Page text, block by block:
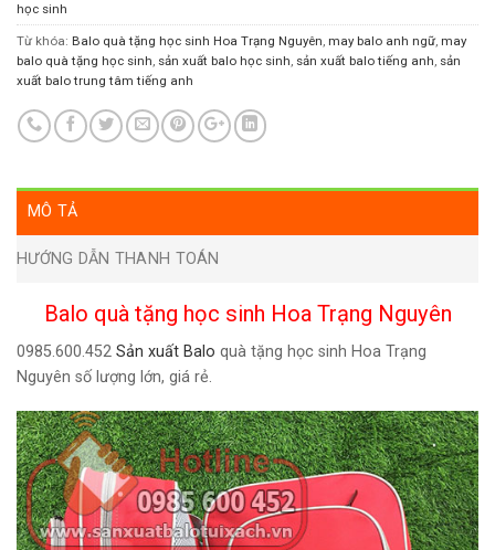
học sinh
Từ khóa: Balo quà tặng học sinh Hoa Trạng Nguyên, may balo anh ngữ, may
balo quà tặng học sinh, sản xuất balo học sinh, sản xuất balo tiếng anh, sản
xuất balo trung tâm tiếng anh
MÔ TẢ
HƯỚNG DẪN THANH TOÁN
Balo quà tặng học sinh Hoa Trạng Nguyên
0985.600.452 Sản xuất Balo quà tặng học sinh Hoa Trạng
Nguyên số lượng lớn, giá rẻ.